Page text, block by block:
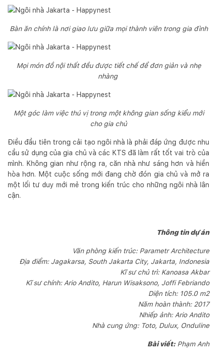
Bàn ăn chính là nơi giao lưu giữa mọi thành viên trong gia đình
Mọi món đồ nội thất đều được tiết chế để đơn giản và nhẹ
nhàng
Một góc làm việc thú vị trong một không gian sống kiểu mới
cho gia chủ
Điều đầu tiên trong cải tạo ngôi nhà là phải đáp ứng được nhu
cầu sử dụng của gia chủ và các KTS đã làm rất tốt vai trò của
mình. Không gian như rộng ra, căn nhà như sáng hơn và hiền
hòa hơn. Một cuộc sống mới đang chờ đón gia chủ và mở ra
một lối tư duy mới mẻ trong kiến trúc cho những ngôi nhà lân
cận.
Thông tin dự án
Văn phòng kiến trúc: Parametr Architecture
Địa điểm: Jagakarsa, South Jakarta City, Jakarta, Indonesia
Kĩ sư chủ trì: Kanoasa Akbar
Kĩ sư chính: Ario Andito, Harun Wisaksono, Joffi Febriando
Diện tích: 105.0 m2
Năm hoàn thành: 2017
Nhiếp ảnh: Ario Andito
Nhà cung ứng: Toto, Dulux, Onduline
Bài viết:Phạm Anh